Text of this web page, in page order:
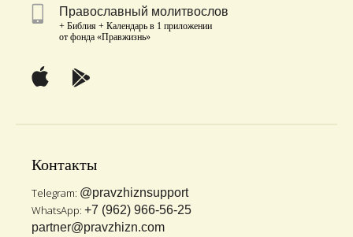
Православный молитвослов
+ Библия + Календарь в 1 приложении
от фонда «Правжизнь»
Контакты
Telegram: @pravzhiznsupport
WhatsApp: +7 (962) 966-56-25
partner@pravzhizn.com